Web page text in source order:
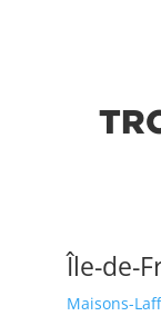
Île-de-
Maisons-